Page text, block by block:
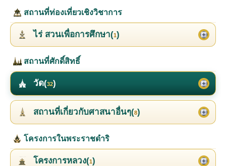
สถานที่ท่องเที่ยวเชิงวิชาการ
ไร่ สวนเพื่อการศึกษา(1)
สถานที่ศักดิ์สิทธิ์
วัด(32)
สถานที่เกี่ยวกับศาสนาอื่นๆ(8)
โครงการในพระราชดำริ
โครงการหลวง(1)